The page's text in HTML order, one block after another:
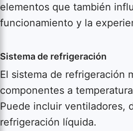
elementos que también
funcionamiento y la
Sistema de refrigeración
El sistema de refrigeración
componentes a
Puede incluir ventiladores,
refrigeración líquida.